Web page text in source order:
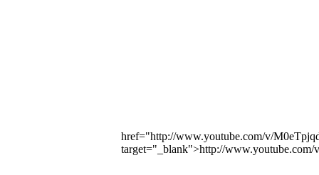
href="http://www.youtube.com/v/
target="_blank">http://